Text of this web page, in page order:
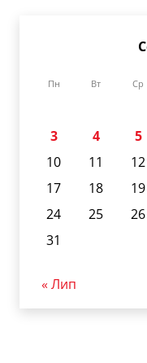
Пн Вт Ср
3
4 5
10
11 12
17
18 19
24
25 26
31
« Лип